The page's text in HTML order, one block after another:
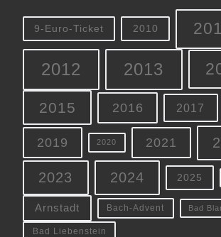
9-Euro-Ticket 2010
2012 2013
2015 2016 2017
2019 2020 2021
2023 2024 2025
Arnstadt Bach-Advent Bad
Bad Liebenstein